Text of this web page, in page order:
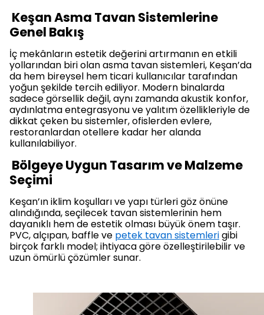
Keşan Asma Tavan Sistemlerine
Genel Bakış
İç mekânların estetik değerini artırmanın en etkili
yollarından biri olan asma tavan sistemleri, Keşan’da
da hem bireysel hem ticari kullanıcılar tarafından
yoğun şekilde tercih ediliyor. Modern binalarda
sadece görsellik değil, aynı zamanda akustik konfor,
aydınlatma entegrasyonu ve yalıtım özellikleriyle de
dikkat çeken bu sistemler, ofislerden evlere,
restoranlardan otellere kadar her alanda
kullanılabiliyor.
Bölgeye Uygun Tasarım ve Malzeme
Seçimi
Keşan’ın iklim koşulları ve yapı türleri göz önüne
alındığında, seçilecek tavan sistemlerinin hem
dayanıklı hem de estetik olması büyük önem taşır.
PVC, alçıpan, baffle ve petek tavan sistemlerigibi
birçok farklı model; ihtiyaca göre özelleştirilebilir ve
uzun ömürlü çözümler sunar.